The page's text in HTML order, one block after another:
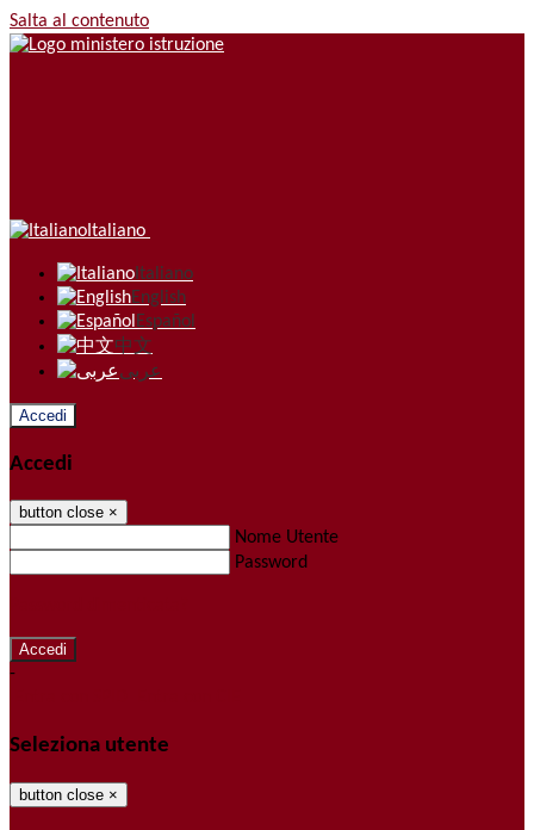
Salta al contenuto
Italiano
Italiano
English
Español
中文
عربى
Accedi
Accedi
button close ×
Nome Utente
Password
-
Seleziona utente
button close ×